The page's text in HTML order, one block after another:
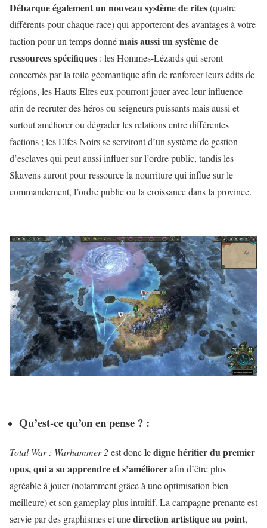
Débarque également un nouveau système de rites(quatre
différents pour chaque race) qui apporteront des avantages à votre
faction pour un temps donnémais aussi un système de
ressources spécifiques : les Hommes-Lézards qui seront
concernés par la toile géomantique afin de renforcer leurs édits de
régions, les Hauts-Elfes eux pourront jouer avec leur influence
afin de recruter des héros ou seigneurs puissants mais aussi et
surtout améliorer ou dégrader les relations entre différentes
factions ; les Elfes Noirs se serviront d’un système de gestion
d’esclaves qui peut aussi influer sur l’ordre public, tandis les
Skavens auront pour ressource la nourriture qui influe sur le
commandement, l’ordre public ou la croissance dans la province.
Qu’est-ce qu’on en pense ? :
Total War : Warhammer 2est doncle digne héritier du premier
opus, qui a su apprendre et s’améliorerafin d’être plus
agréable à jouer (notamment grâce à une optimisation bien
meilleure) et son gameplay plus intuitif. La campagne prenante est
servie par des graphismes et unedirection artistique au point,